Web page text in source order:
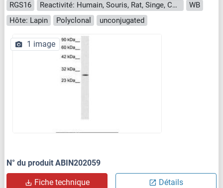
RGS16 Reactivité: Humain, Souris, Rat, Singe, Chien, Porc, Hamster
WB
Hôte: Lapin
Polyclonal unconjugated
1 image
N° du produit ABIN202059
Fiche technique Détails